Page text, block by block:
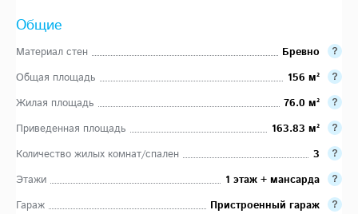
Общие
Материал стен
Бревно
Общая площадь
156 м²
Жилая площадь
76.0 м²
Приведенная площадь
163.83 м²
Количество жилых комнат/спален
3
Этажи
1 этаж + мансарда
Гараж
Пристроенный гараж